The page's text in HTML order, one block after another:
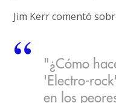
Jim Kerr comentó
"¿Cómo
'Electro-
en los